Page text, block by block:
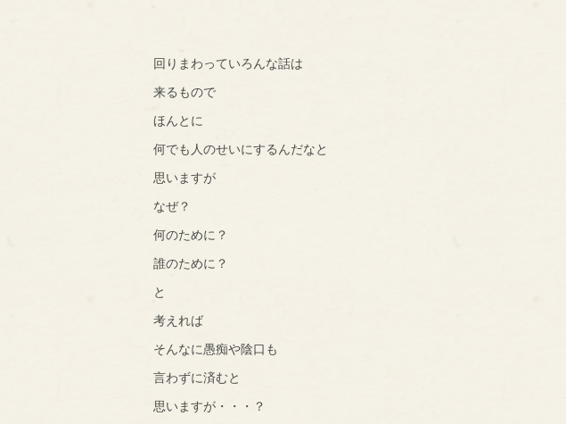
回りまわっていろんな話は
来るもので
ほんとに
何でも人のせいにするんだなと
思いますが
なぜ？
何のために？
誰のために？
と
考えれば
そんなに愚痴や陰口も
言わずに済むと
思いますが・・・？